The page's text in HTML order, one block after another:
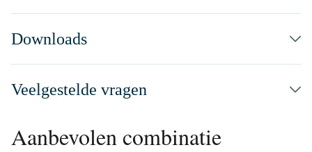
Downloads
Veelgestelde vragen
Aanbevolen combinatie